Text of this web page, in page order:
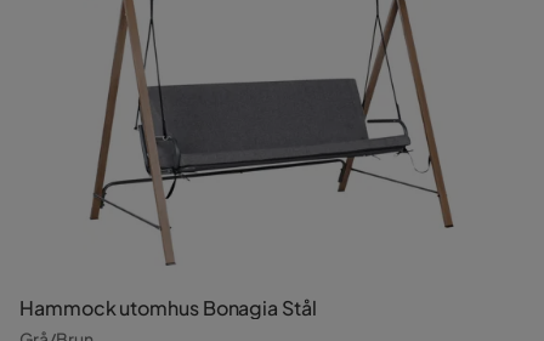
Hammock utomhus Bonagia Stål